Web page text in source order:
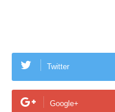
Twitter
Google+